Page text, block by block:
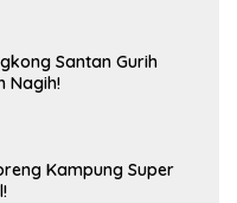
Santan Gurih
Nagih!
Kampung Super